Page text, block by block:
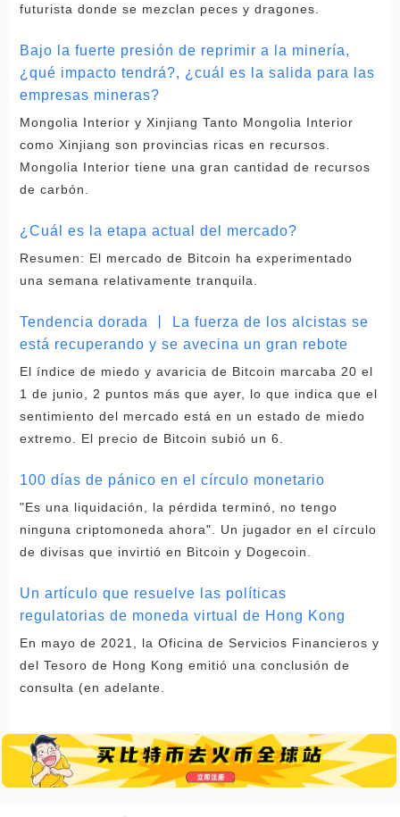
futurista donde se mezclan peces y dragones.
Bajo la fuerte presión de reprimir a la minería,
¿qué impacto tendrá?, ¿cuál es la salida para las
empresas mineras?
Mongolia Interior y Xinjiang Tanto Mongolia Interior
como Xinjiang son provincias ricas en recursos.
Mongolia Interior tiene una gran cantidad de recursos
de carbón.
¿Cuál es la etapa actual del mercado?
Resumen: El mercado de Bitcoin ha experimentado
una semana relativamente tranquila.
Tendencia dorada 丨 La fuerza de los alcistas se
está recuperando y se avecina un gran rebote
El índice de miedo y avaricia de Bitcoin marcaba 20 el
1 de junio, 2 puntos más que ayer, lo que indica que el
sentimiento del mercado está en un estado de miedo
extremo. El precio de Bitcoin subió un 6.
100 días de pánico en el círculo monetario
"Es una liquidación, la pérdida terminó, no tengo
ninguna criptomoneda ahora". Un jugador en el círculo
de divisas que invirtió en Bitcoin y Dogecoin.
Un artículo que resuelve las políticas
regulatorias de moneda virtual de Hong Kong
En mayo de 2021, la Oficina de Servicios Financieros y
del Tesoro de Hong Kong emitió una conclusión de
consulta (en adelante.